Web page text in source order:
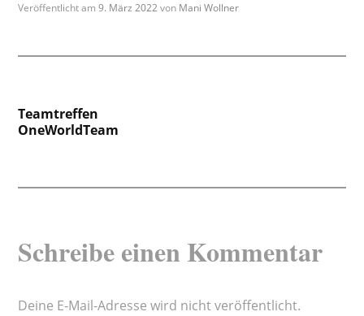
Veröffentlicht am9. März 2022von Mani Wollner
Beitragsnavigation
Teamtreffen
OneWorldTeam
Schreibe einen Kommentar
Deine E-Mail-Adresse wird nicht veröffentlicht.